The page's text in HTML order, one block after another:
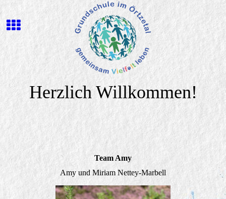
Herzlich Willkommen!
Team Amy
Amy und Miriam Nettey-Marbell